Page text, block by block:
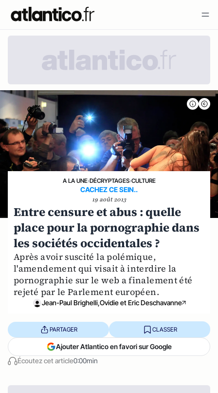
A LA UNE›DÉCRYPTAGES›CULTURE
CACHEZ CE SEIN..
19 août 2013
Entre censure et abus : quelle
place pour la pornographie dans
les sociétés occidentales ?
Après avoir suscité la polémique,
l'amendement qui visait à interdire la
pornographie sur le web a finalement été
rejeté par le Parlement européen.
Jean-Paul Brighelli,Ovidie et Eric Deschavanne
Écoutez cet article0:00min
PARTAGER CLASSER
Ajouter Atlantico en favori sur Google